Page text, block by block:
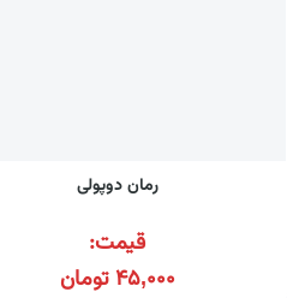
رمان دوپولی
قیمت:
45,000تومان